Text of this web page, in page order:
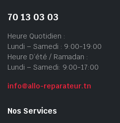
70 13 03 03
Heure Quotidien :
Lundi – Samedi : 9:00-19:00
Heure D’été / Ramadan :
Lundi – Samedi: 9:00-17:00
info@allo-reparateur.tn
Nos Services